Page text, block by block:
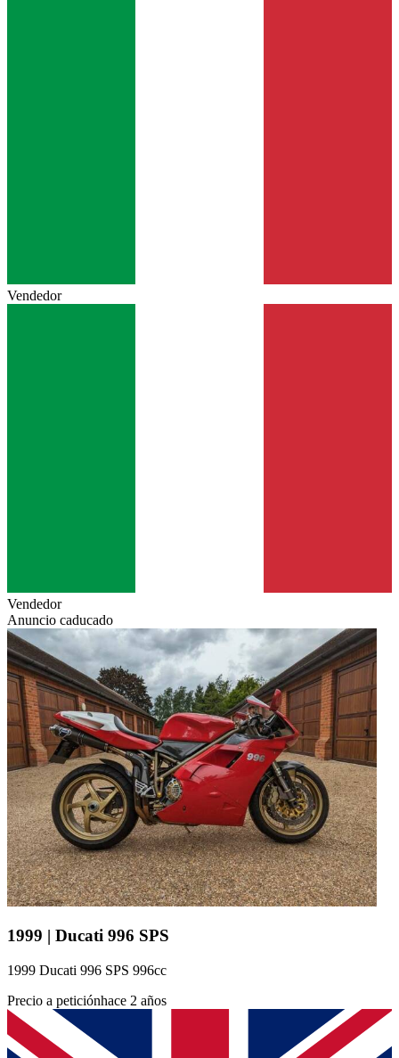
Vendedor
Vendedor
Anuncio caducado
1999 | Ducati 996 SPS
1999 Ducati 996 SPS 996cc
Precio a peticiónhace 2 años